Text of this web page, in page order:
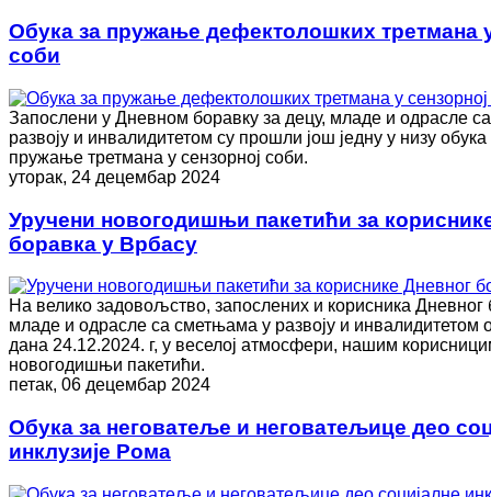
Обука за пружање дефектолошких третмана
соби
Запослени у Дневном боравку за децу, младе и одрасле
развоју и инвалидитетом су прошли још једну у низу обука
пружање третмана у сензорној соби.
уторак, 24 децембар 2024
Уручени новогодишњи пакетићи за
боравка у Врбасу
На велико задовољство, запослених и корисника Дневног
младе и одрасле са сметњама у развоју и инвалидитетом
дана 24.12.2024. г, у веселој атмосфери, нашим
новогодишњи пакетићи.
петак, 06 децембар 2024
Обука за неговатеље и неговатељице део
инклузије Рома